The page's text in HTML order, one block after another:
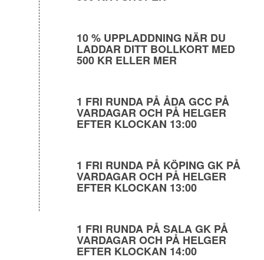
10 % UPPLADDNING NÄR DU
LADDAR DITT BOLLKORT MED
500 KR ELLER MER
1 FRI RUNDA PÅ ÅDA GCC PÅ
VARDAGAR OCH PÅ HELGER
EFTER KLOCKAN 13:00
1 FRI RUNDA PÅ KÖPING GK PÅ
VARDAGAR OCH PÅ HELGER
EFTER KLOCKAN 13:00
1 FRI RUNDA PÅ SALA GK PÅ
VARDAGAR OCH PÅ HELGER
EFTER KLOCKAN 14:00